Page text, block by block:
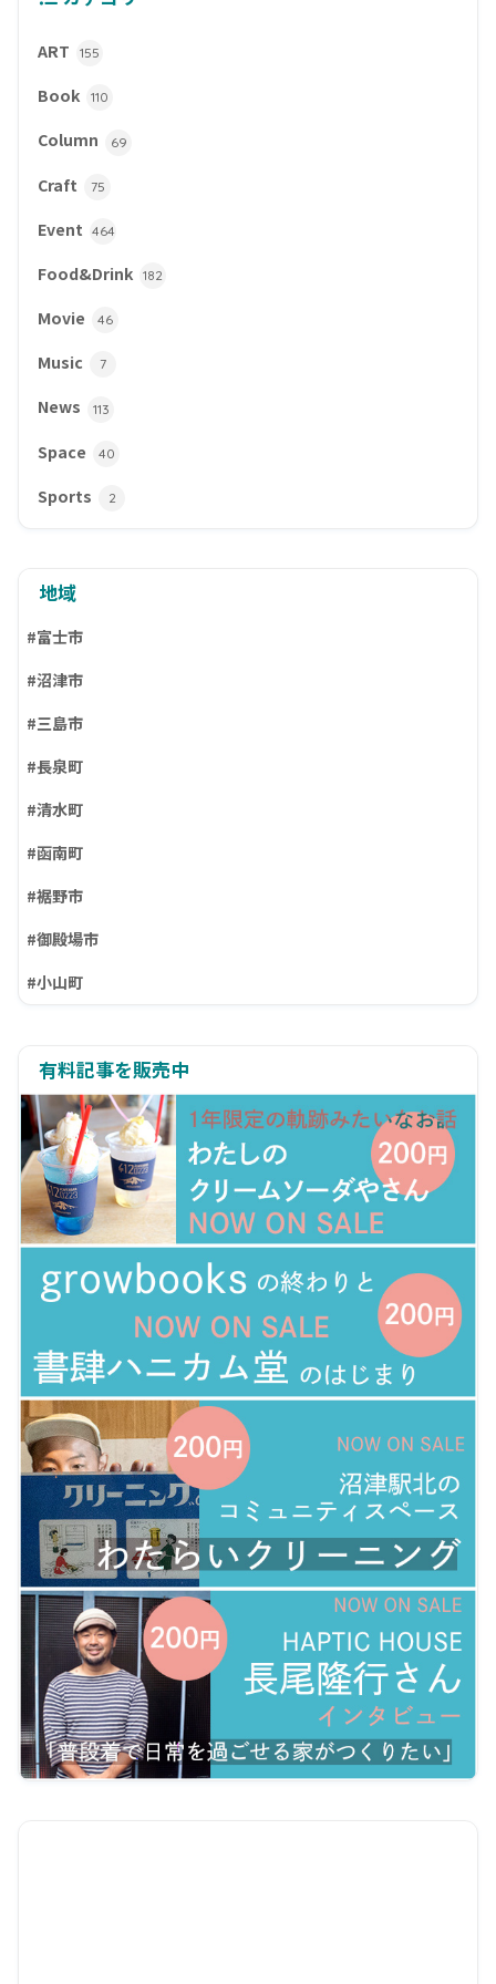
ART 155
Book 110
Column 69
Craft 75
Event 464
Food&Drink 182
Movie 46
Music 7
News 113
Space 40
Sports 2
地域
#富士市
#沼津市
#三島市
#長泉町
#清水町
#函南町
#裾野市
#御殿場市
#小山町
有料記事を販売中